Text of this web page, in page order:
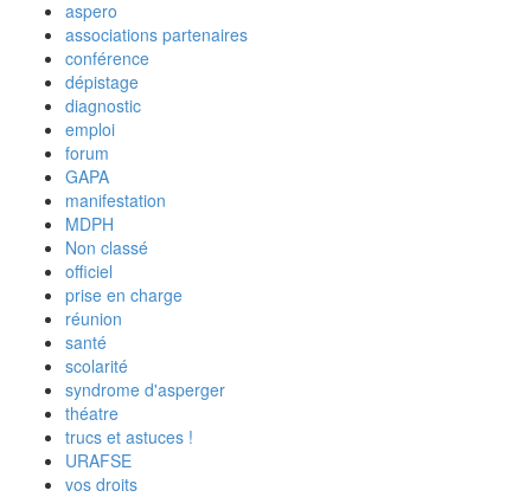
aspero
associations partenaires
conférence
dépistage
diagnostic
emploi
forum
GAPA
manifestation
MDPH
Non classé
officiel
prise en charge
réunion
santé
scolarité
syndrome d'asperger
théatre
trucs et astuces !
URAFSE
vos droits